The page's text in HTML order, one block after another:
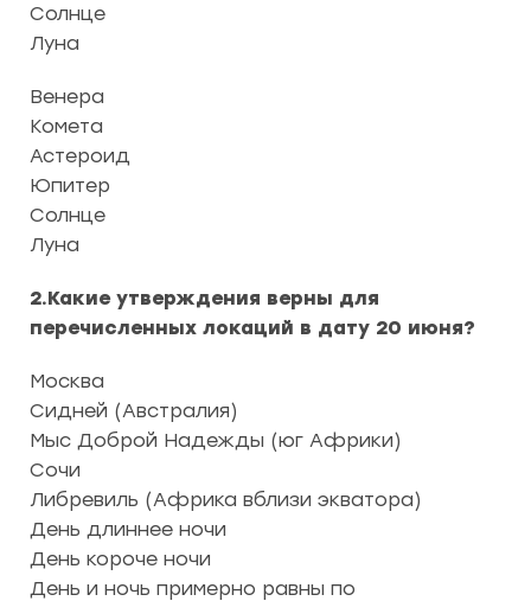
Солнце
Луна
Венера
Комета
Астероид
Юпитер
Солнце
Луна
2.Какие утверждения верны для
перечисленных локаций в дату 20 июня?
Москва
Сидней (Австралия)
Мыс Доброй Надежды (юг Африки)
Сочи
Либревиль (Африка вблизи экватора)
День длиннее ночи
День короче ночи
День и ночь примерно равны по